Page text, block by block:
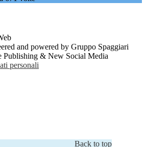
and powered by Gruppo Spaggiari
Publishing & New Social Media
personali
Back to top